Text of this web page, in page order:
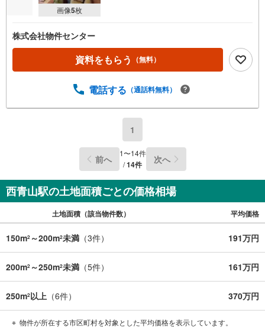
画像5枚
株式会社物件センター
資料をもらう （無料）
電話する （通話料無料）
1
前へ 1〜14件
/14件 次へ
西青山駅の土地面積ごとの価格相場
土地面積（該当物件数） 平均価格
150m2 ～200m2未満 （3件） 191万円
200m2 ～250m2未満 （5件） 161万円
250m2以上 （6件） 370万円
物件が所在する市区町村を対象とした平均価格を表示しています。